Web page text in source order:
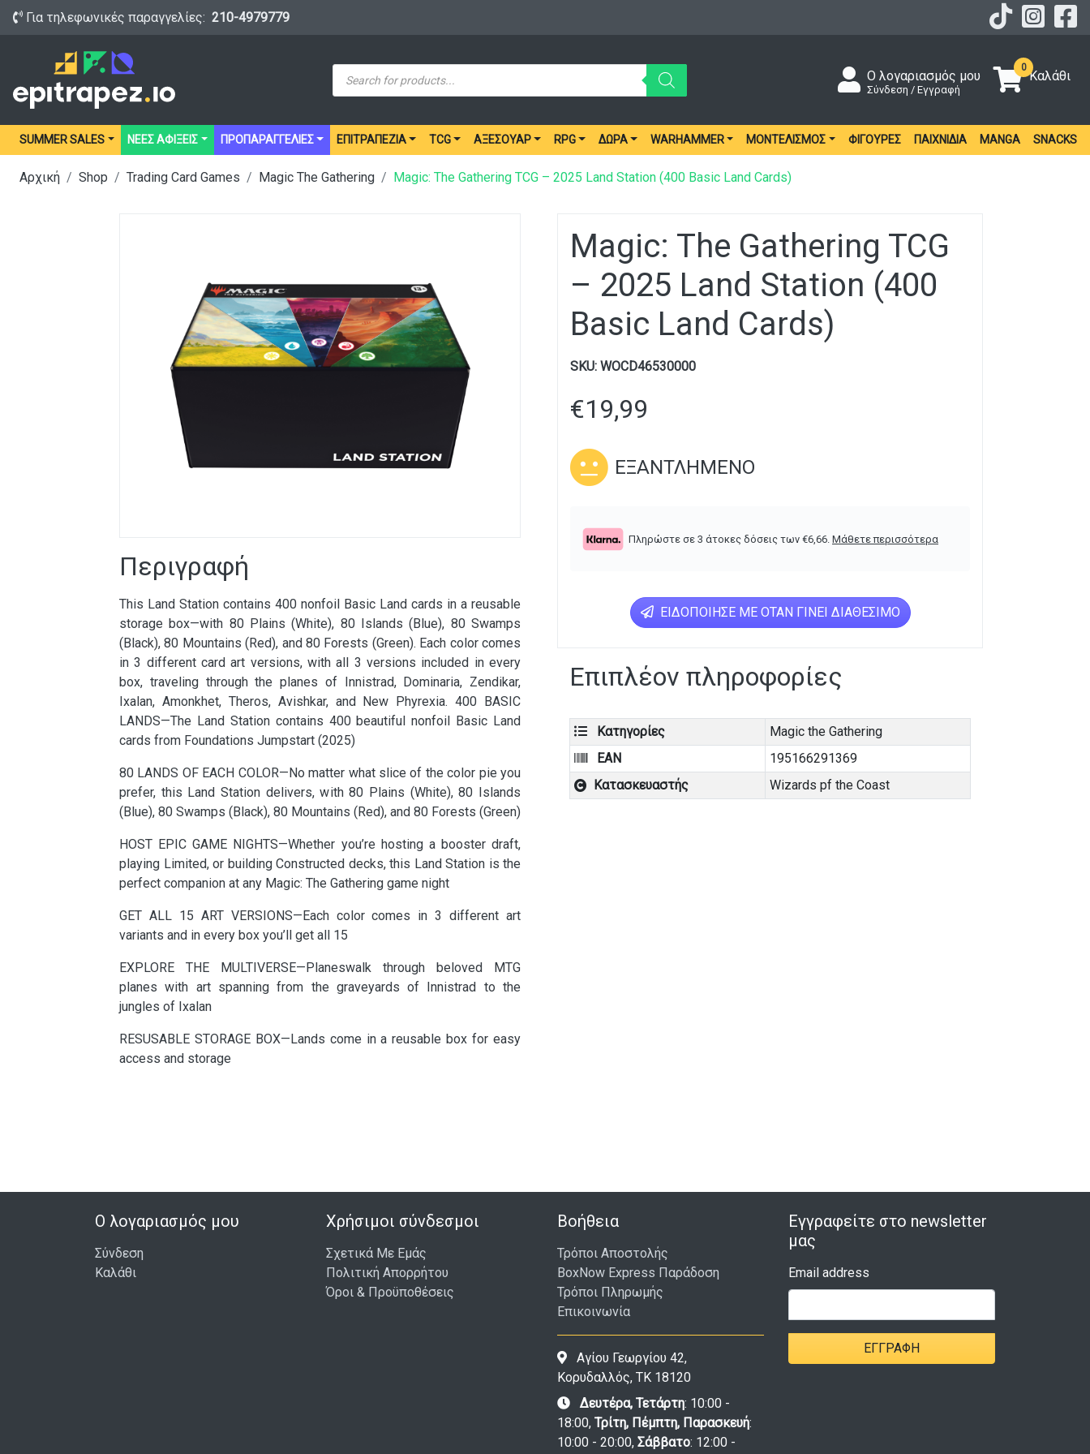
Για τηλεφωνικές παραγγελίες: 210-4979779
Products
search
Ο λογαριασμός μου
Σύνδεση / Εγγραφή
0
Καλάθι
SUMMER SALES ΝΕΕΣ ΑΦΙΞΕΙΣ ΠΡΟΠΑΡΑΓΓΕΛΙΕΣ ΕΠΙΤΡΑΠΈΖΙΑ TCG ΑΞΕΣΟΥΆΡ RPG ΔΏΡΑ WARHAMMER ΜΟΝΤΕΛΙΣΜΌΣ ΦΙΓΟΎΡΕΣ ΠΑΙΧΝΊΔΙΑ MANGA SNACKS
Αρχική Shop Trading Card Games Magic The Gathering Magic: The Gathering TCG – 2025 Land Station (400 Basic Land Cards)
Περιγραφή
This Land Station contains 400 nonfoil Basic Land cards in a reusable
storage box—with 80 Plains (White), 80 Islands (Blue), 80 Swamps
(Black), 80 Mountains (Red), and 80 Forests (Green). Each color comes
in 3 different card art versions, with all 3 versions included in every
box, traveling through the planes of Innistrad, Dominaria, Zendikar,
Ixalan, Amonkhet, Theros, Avishkar, and New Phyrexia. 400 BASIC
LANDS—The Land Station contains 400 beautiful nonfoil Basic Land
cards from Foundations Jumpstart (2025)
80 LANDS OF EACH COLOR—No matter what slice of the color pie you
prefer, this Land Station delivers, with 80 Plains (White), 80 Islands
(Blue), 80 Swamps (Black), 80 Mountains (Red), and 80 Forests (Green)
HOST EPIC GAME NIGHTS—Whether you’re hosting a booster draft,
playing Limited, or building Constructed decks, this Land Station is the
perfect companion at any Magic: The Gathering game night
GET ALL 15 ART VERSIONS—Each color comes in 3 different art
variants and in every box you’ll get all 15
EXPLORE THE MULTIVERSE—Planeswalk through beloved MTG
planes with art spanning from the graveyards of Innistrad to the
jungles of Ixalan
RESUSABLE STORAGE BOX—Lands come in a reusable box for easy
access and storage
Magic: The Gathering TCG
– 2025 Land Station (400
Basic Land Cards)
SKU: WOCD46530000
€19,99
ΕΞΑΝΤΛΗΜΈΝΟ
Πληρώστε σε 3 άτοκες δόσεις των €6,66 Μάθετε περισσότερα
ΕΙΔΟΠΟΊΗΣΕ ΜΕ ΌΤΑΝ ΓΊΝΕΙ ΔΙΑΘΈΣΙΜΟ
Επιπλέον πληροφορίες
Κατηγορίες
Magic the Gathering
EAN
195166291369
Κατασκευαστής
Wizards pf the Coast
Ο λογαριασμός μου
Σύνδεση
Καλάθι
Χρήσιμοι σύνδεσμοι
Σχετικά Με Εμάς
Πολιτική Απορρήτου
Όροι & Προϋποθέσεις
Βοήθεια
Τρόποι Αποστολής
BoxNow Express Παράδοση
Τρόποι Πληρωμής
Επικοινωνία
Αγίου Γεωργίου 42,
Κορυδαλλός, ΤΚ 18120
Δευτέρα, Τετάρτη: 10:00 -
18:00, Τρίτη, Πέμπτη, Παρασκευή:
10:00 - 20:00, Σάββατο: 12:00 -
Εγγραφείτε στο newsletter
μας
Email address
ΕΓΓΡΑΦΉ